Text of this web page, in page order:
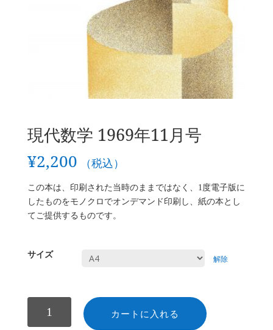
現代数学 1969年11月号
¥2,200 （税込）
この本は、印刷された当時のままではなく、1度電子版に
したものをモノクロでオンデマンド印刷し、紙の本とし
てご提供するものです。
サイズ
解除
カートに入れる